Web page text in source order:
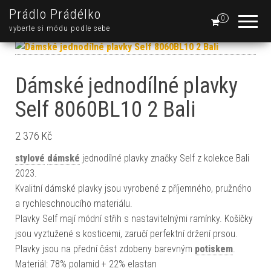
Prádlo Prádélko
vyberte si módu podle sebe
0
Dámské jednodílné plavky
Self 8060BL10 2 Bali
2 376 Kč
stylové dámské jednodílné plavky značky Self z kolekce Bali
2023.
Kvalitní dámské plavky jsou vyrobené z příjemného, pružného
a rychleschnoucího materiálu.
Plavky Self mají módní střih s nastavitelnými ramínky. Košíčky
jsou vyztužené s kosticemi, zaručí perfektní držení prsou.
Plavky jsou na přední část zdobeny barevným potiskem.
Materiál: 78% polamid + 22% elastan